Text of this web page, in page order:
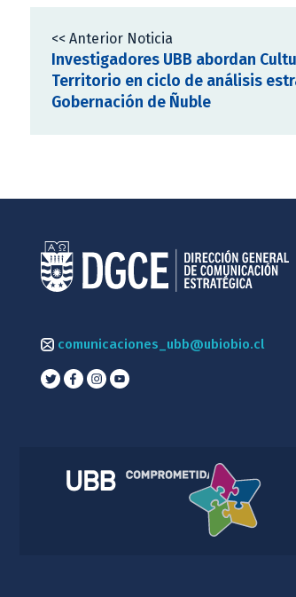
<< Anterior Noticia
Investigadores UBB abordan
Territorio en ciclo de análisis
Gobernación de Ñuble
comunicaciones_ubb@ubiobio.cl